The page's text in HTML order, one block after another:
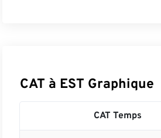
CAT à EST Graphique
CAT Temps